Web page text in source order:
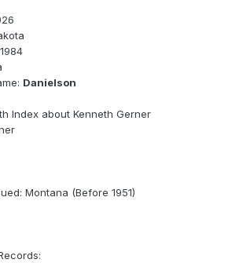
Danielson
Index about Kenneth Gerner
Montana (Before 1951)